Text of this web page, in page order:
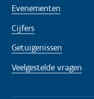
Evenementen
Cijfers
Getuigenissen
Veelgestelde vragen